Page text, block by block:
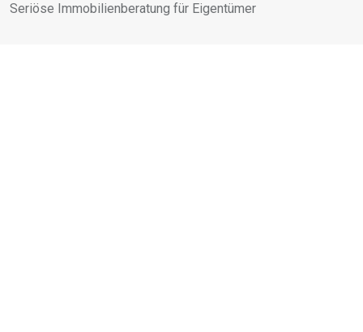
Seriöse Immobilienberatung für Eigentümer